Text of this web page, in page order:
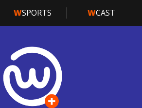
WSPORTS WCAST